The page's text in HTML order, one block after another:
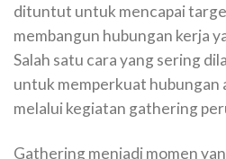
dituntut untuk mencapai
membangun hubungan kerja
Salah satu cara yang sering
untuk memperkuat hubungan
melalui kegiatan gathering
Gathering menjadi momen